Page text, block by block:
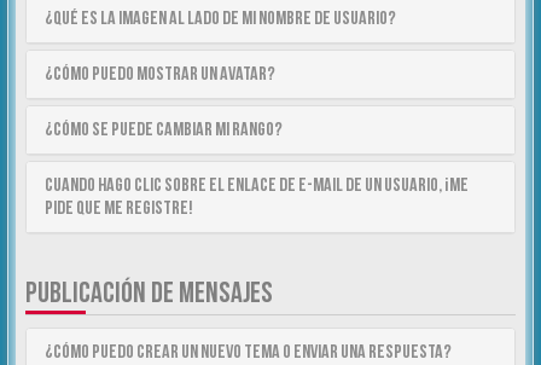
¿Qué es la imagen al lado de mi nombre de usuario?
¿Cómo puedo mostrar un avatar?
¿Cómo se puede cambiar mi rango?
Cuando hago clic sobre el enlace de e-mail de un usuario, ¡me
pide que me registre!
PUBLICACIÓN DE MENSAJES
¿Cómo puedo crear un nuevo tema o enviar una respuesta?